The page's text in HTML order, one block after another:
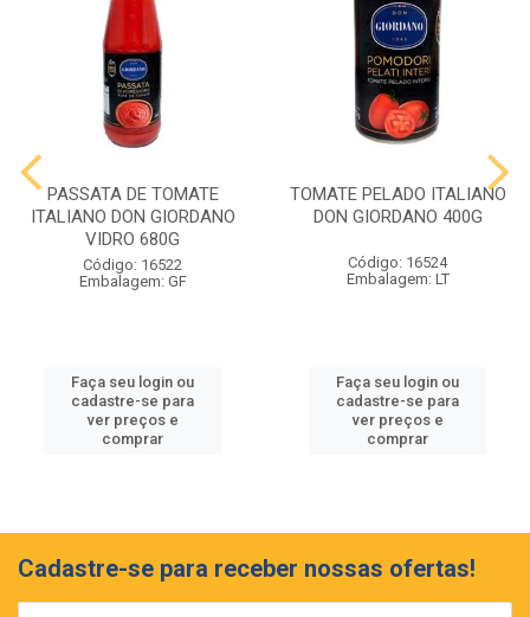
PASSATA DE TOMATE
ITALIANO DON GIORDANO
VIDRO 680G
Código: 16522
Embalagem: GF
Faça seu login ou
cadastre-se para
ver preços e
comprar
TOMATE PELADO ITALIANO
DON GIORDANO 400G
Código: 16524
Embalagem: LT
Faça seu login ou
cadastre-se para
ver preços e
comprar
Cadastre-se para receber nossas ofertas!